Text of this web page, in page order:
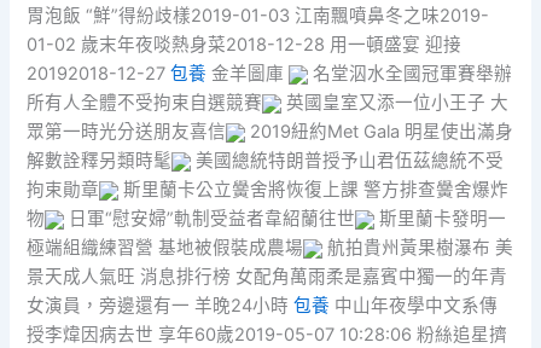
胃泡飯 “鮮”得紛歧樣2019-01-03 江南飄噴鼻冬之味2019-
01-02 歲末年夜啖熱身菜2018-12-28 用一頓盛宴 迎接
20192018-12-27包養 金羊圖庫
名堂泅水全國冠軍賽舉辦
所有人全體不受拘束自選競賽
英國皇室又添一位小王子 大
眾第一時光分送朋友喜信
2019紐約Met Gala 明星使出滿身
解數詮釋另類時髦
美國總統特朗普授予山君伍茲總統不受
拘束勛章
斯里蘭卡公立黌舍將恢復上課 警方排查黌舍爆炸
物
日軍“慰安婦”軌制受益者韋紹蘭往世
斯里蘭卡發明一
極端組織練習營 基地被假裝成農場
航拍貴州黃果樹瀑布 美
景天成人氣旺 消息排行榜 女配角萬雨柔是嘉賓中獨一的年青
女演員，旁邊還有一 羊晚24小時包養 中山年夜學中文系傳
授李煒因病去世 享年60歲2019-05-07 10:28:06 粉絲追星擠